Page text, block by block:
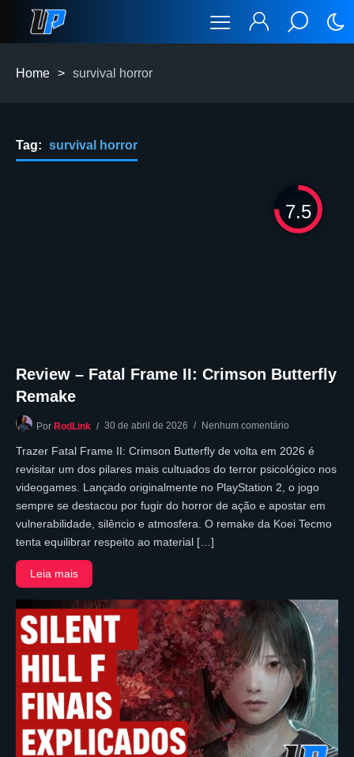
Home > survival horror
Tag: survival horror
7.5
Review – Fatal Frame II: Crimson Butterfly
Remake
Por RodLink 30 de abril de 2026 Nenhum comentário
Trazer Fatal Frame II: Crimson Butterfly de volta em 2026 é
revisitar um dos pilares mais cultuados do terror psicológico nos
videogames. Lançado originalmente no PlayStation 2, o jogo
sempre se destacou por fugir do horror de ação e apostar em
vulnerabilidade, silêncio e atmosfera. O remake da Koei Tecmo
tenta equilibrar respeito ao material […]
Leia mais